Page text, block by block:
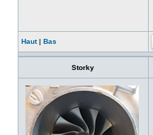
Haut| Bas
Storky